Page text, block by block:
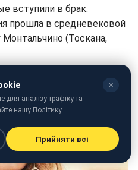
вступили в брак.
прошла в средневековой
(Тоскана,
✕
аналізу трафіку та
нашу Політику
Прийняти всі